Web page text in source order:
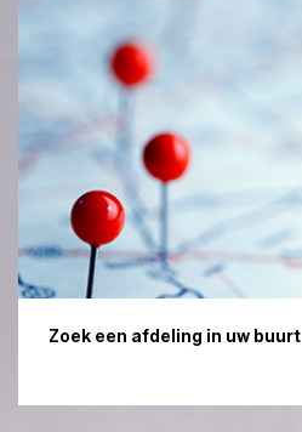
Zoek een afdeling in uw buurt